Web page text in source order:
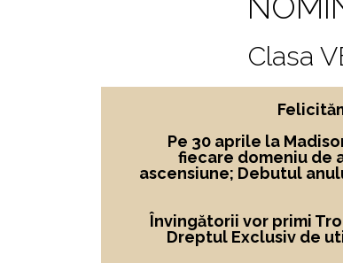
Clasa
Pe 30 aprile la
fiecare domeniu de
ascensiune; Debutul
Învingătorii vor primi
Dreptul Exclusiv de